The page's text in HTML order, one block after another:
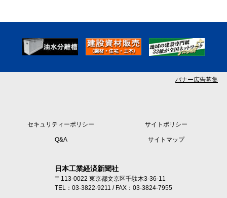
バナー広告募集
セキュリティーポリシー サイトポリシー
Q&A サイトマップ
日本工業経済新聞社
〒113-0022 東京都文京区千駄木3-36-11
TEL：03-3822-9211 / FAX：03-3824-7955